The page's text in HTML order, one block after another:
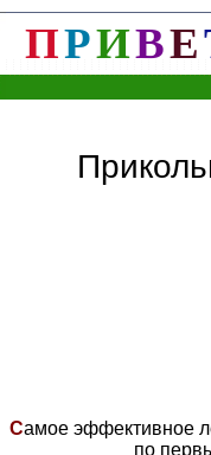
ПРИВЕ
Самое эффективное
по